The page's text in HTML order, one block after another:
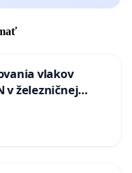
vlakov
v železničnej